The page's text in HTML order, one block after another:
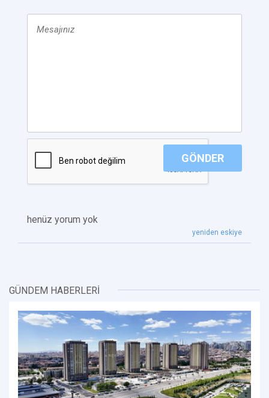
GÖNDER
henüz yorum yok
yeniden eskiye
GÜNDEM HABERLERİ